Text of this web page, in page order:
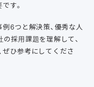
す。
6つと解決策、優秀な人
採用課題を理解して、
ぜひ参考にしてくださ